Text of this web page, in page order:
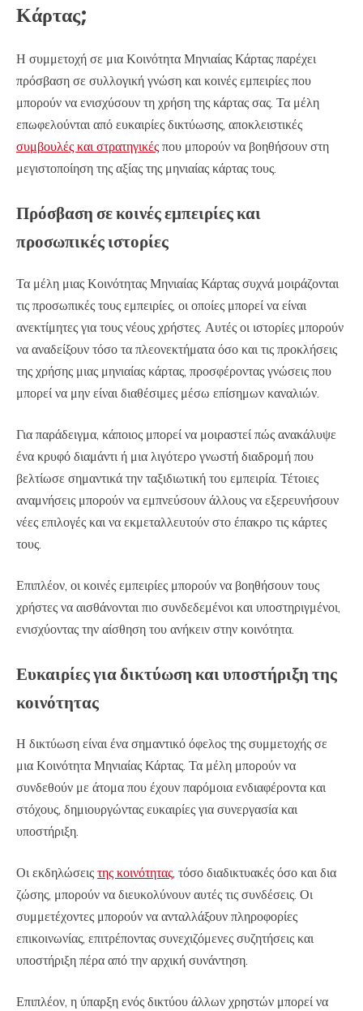
Κάρτας;
Η συμμετοχή σε μια Κοινότητα Μηνιαίας Κάρτας παρέχει
πρόσβαση σε συλλογική γνώση και κοινές εμπειρίες που
μπορούν να ενισχύσουν τη χρήση της κάρτας σας. Τα μέλη
επωφελούνται από ευκαιρίες δικτύωσης, αποκλειστικές
συμβουλές και στρατηγικές που μπορούν να βοηθήσουν στη
μεγιστοποίηση της αξίας της μηνιαίας κάρτας τους.
Πρόσβαση σε κοινές εμπειρίες και
προσωπικές ιστορίες
Τα μέλη μιας Κοινότητας Μηνιαίας Κάρτας συχνά μοιράζονται
τις προσωπικές τους εμπειρίες, οι οποίες μπορεί να είναι
ανεκτίμητες για τους νέους χρήστες. Αυτές οι ιστορίες μπορούν
να αναδείξουν τόσο τα πλεονεκτήματα όσο και τις προκλήσεις
της χρήσης μιας μηνιαίας κάρτας, προσφέροντας γνώσεις που
μπορεί να μην είναι διαθέσιμες μέσω επίσημων καναλιών.
Για παράδειγμα, κάποιος μπορεί να μοιραστεί πώς ανακάλυψε
ένα κρυφό διαμάντι ή μια λιγότερο γνωστή διαδρομή που
βελτίωσε σημαντικά την ταξιδιωτική του εμπειρία. Τέτοιες
αναμνήσεις μπορούν να εμπνεύσουν άλλους να εξερευνήσουν
νέες επιλογές και να εκμεταλλευτούν στο έπακρο τις κάρτες
τους.
Επιπλέον, οι κοινές εμπειρίες μπορούν να βοηθήσουν τους
χρήστες να αισθάνονται πιο συνδεδεμένοι και υποστηριγμένοι,
ενισχύοντας την αίσθηση του ανήκειν στην κοινότητα.
Ευκαιρίες για δικτύωση και υποστήριξη της
κοινότητας
Η δικτύωση είναι ένα σημαντικό όφελος της συμμετοχής σε
μια Κοινότητα Μηνιαίας Κάρτας. Τα μέλη μπορούν να
συνδεθούν με άτομα που έχουν παρόμοια ενδιαφέροντα και
στόχους, δημιουργώντας ευκαιρίες για συνεργασία και
υποστήριξη.
Οι εκδηλώσεις της κοινότητας, τόσο διαδικτυακές όσο και δια
ζώσης, μπορούν να διευκολύνουν αυτές τις συνδέσεις. Οι
συμμετέχοντες μπορούν να ανταλλάξουν πληροφορίες
επικοινωνίας, επιτρέποντας συνεχιζόμενες συζητήσεις και
υποστήριξη πέρα από την αρχική συνάντηση.
Επιπλέον, η ύπαρξη ενός δικτύου άλλων χρηστών μπορεί να